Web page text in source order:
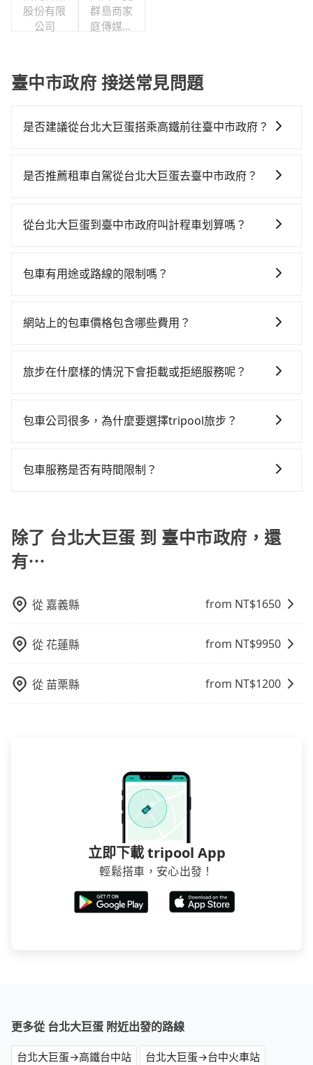
股份有限
公司
群島商家
庭傳媒股
公司
臺中市政府 接送常見問題
是否建議從台北大巨蛋搭乘高鐵前往臺中市政府？
適、較貴、費時！從最早06:26一直到23:00，台北-台中
費約300元、車程約30分鐘。抵達高鐵站後，步行進
站，每人票價700元，再用10分鐘出站、等待車站前排
車時間共2小時19分鐘，假設3位同行，高鐵加轉乘之平
選擇搭乘高鐵而不預約包車，不僅每人至少額外負擔100
參考tripool的拼車共乘服務，最多可再節省50%的交通
是否推薦租車自駕從台北大巨蛋去臺中市政府？
時不需要閉目養神（因為要自己開車），最重要的是你
$115~205承租小轎車，每公里再額外加收$3.2，從台北
返回），雖已將eTag和可能的每小時40元路邊停車費用
Yaris、Prius C、Vios這類乘坐體驗較差的車款，如果人
發現仍有上一組乘客遺留的垃圾或者撞凹的車門仍未被
還，又或者要還車時卻偏偏找不到停車位，對於急著用
距離，在遇到下雨天或者載行李時，就顯得非常不便。
從台北大巨蛋到臺中市政府叫計程車划算嗎？
灣大車隊、Uber、Line Taxi、Yoxi等，如果在路邊攔不
看看。依照里程跳錶計算，價格約為4,040~4,800元間，
市政府的最佳選擇。
包車有用途或路線的限制嗎？
方，只要是長途交通且途中遵守台灣法律，無論是清明
檢疫、預約叫車、機場接送、定期洗腎、包月上下班，
司報帳打統編，在結帳時可以受理，並於乘車後一週內
網站上的包車價格包含哪些費用？
乘客險、司機小費、營業稅等，不會再有其他額外的費
旅步在什麼樣的情況下會拒載或拒絕服務呢？
原因，司機有權拒絕服務： 1) 當日搭車人數或行李超過
同行，卻無自備或加購兒童座椅。提醒您，為了保護孩
包車公司很多，為什麼要選擇tripool旅步？
以依照您行程人數的需求進行選擇。此外，為確保您的
策，讓您在規劃行程時能更無後顧之憂。無論您是要前
往市區還是郊區，我們都可以為您提供最佳的旅遊體
驗。所以，如果您正在尋找一家可靠的包車公司，
包車服務是否有時間限制？
除了 台北大巨蛋 到 臺中市政府，還
有⋯
從 嘉義縣 from NT$1650
從花蓮縣 from NT$9950
從 苗栗縣 from NT$1200
立即下載 tripool App
輕鬆搭車，安心出發！
更多從 台北大巨蛋 附近出發的路線
台北大巨蛋→高鐵台中站
台北大巨蛋→台中火車站